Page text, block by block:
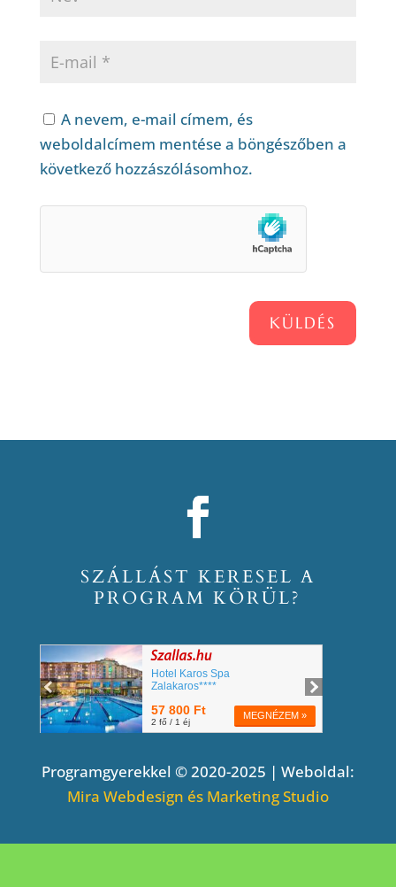
A nevem, e-mail címem, és
weboldalcímem mentése a böngészőben a
következő hozzászólásomhoz.
KÜLDÉS
SZÁLLÁST KERESEL A
PROGRAM KÖRÜL?
Programgyerekkel © 2020-2025 | Weboldal:
Mira Webdesign és Marketing Studio